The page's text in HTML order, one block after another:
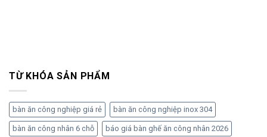
TỪ KHÓA SẢN PHẨM
bàn ăn công nghiệp giá rẻ bàn ăn công nghiệp inox 304
bàn ăn công nhân 6 chỗ báo giá bàn ghế ăn công nhân 2026